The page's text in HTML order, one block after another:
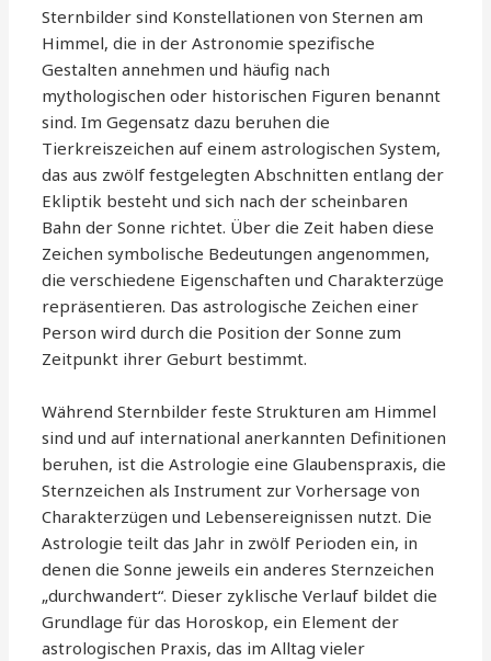
Sternbilder sind Konstellationen von Sternen am
Himmel, die in der Astronomie spezifische
Gestalten annehmen und häufig nach
mythologischen oder historischen Figuren benannt
sind. Im Gegensatz dazu beruhen die
Tierkreiszeichen auf einem astrologischen System,
das aus zwölf festgelegten Abschnitten entlang der
Ekliptik besteht und sich nach der scheinbaren
Bahn der Sonne richtet. Über die Zeit haben diese
Zeichen symbolische Bedeutungen angenommen,
die verschiedene Eigenschaften und Charakterzüge
repräsentieren. Das astrologische Zeichen einer
Person wird durch die Position der Sonne zum
Zeitpunkt ihrer Geburt bestimmt.
Während Sternbilder feste Strukturen am Himmel
sind und auf international anerkannten Definitionen
beruhen, ist die Astrologie eine Glaubenspraxis, die
Sternzeichen als Instrument zur Vorhersage von
Charakterzügen und Lebensereignissen nutzt. Die
Astrologie teilt das Jahr in zwölf Perioden ein, in
denen die Sonne jeweils ein anderes Sternzeichen
„durchwandert“. Dieser zyklische Verlauf bildet die
Grundlage für das Horoskop, ein Element der
astrologischen Praxis, das im Alltag vieler